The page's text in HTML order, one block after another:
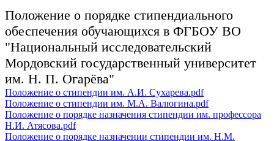
Положение о порядке стипендиального
обеспечения обучающихся в ФГБОУ ВО
"Национальный исследовательский
Мордовский государственный университет
им. Н. П. Огарёва"
Положение о стипендии им. А.И. Сухарева.pdf
Положение о стипендии им. М.А. Валюгина.pdf
Положение о порядке назначения стипендии им. профессора
Н.И. Атясова.pdf
Положение о порядке назначении стипендии им. Н.М.